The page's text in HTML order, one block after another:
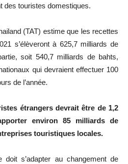
des touristes domestiques.
(TAT) estime que les recettes
s’élèveront à 625,7 milliards de
soit 540,7 milliards de bahts,
qui devraient effectuer 100
de l’année.
étrangers devrait être de 1,2
environ 85 milliards de
touristiques locales.
doit s’adapter au changement de